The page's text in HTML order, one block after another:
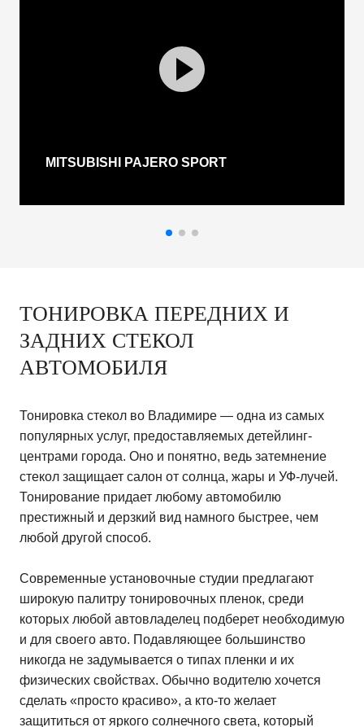
MITSUBISHI PAJERO SPORT
ТОНИРОВКА ПЕРЕДНИХ И
ЗАДНИХ СТЕКОЛ
АВТОМОБИЛЯ
Тонировка стекол во Владимире — одна из самых
популярных услуг, предоставляемых детейлинг-
центрами города. Оно и понятно, ведь затемнение
стекол защищает салон от солнца, жары и УФ-лучей.
Тонирование придает любому автомобилю
престижный и дерзкий вид намного быстрее, чем
любой другой способ.
Современные установочные студии предлагают
широкую палитру тонировочных пленок, среди
которых любой автовладелец подберет необходимую
и для своего авто. Подавляющее большинство
никогда не задумывается о типах пленки и их
физических свойствах. Обычно водителю хочется
сделать «просто красиво», а кто-то желает
защититься от яркого солнечного света, который